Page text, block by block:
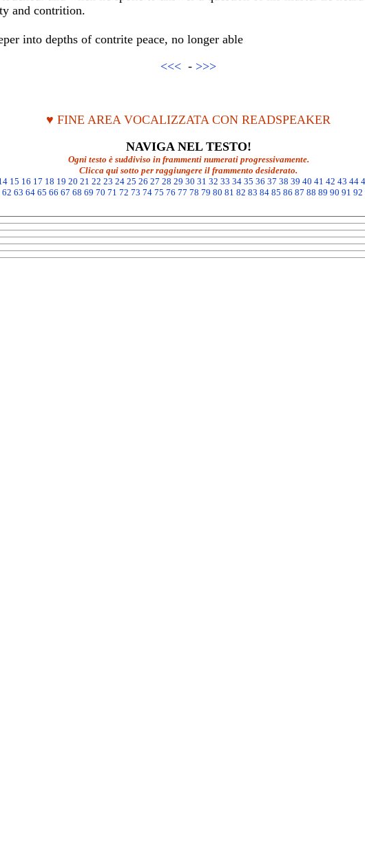
and contrition.
into depths of contrite peace, no longer able
<<< - >>>
♥ FINE AREA VOCALIZZATA CON READSPEAKER
NAVIGA NEL TESTO!
Ogni testo è suddiviso in frammenti numerati progressivamente.
Clicca qui sotto per raggiungere il frammento desiderato.
15 16 17 18 19 20 21 22 23 24 25 26 27 28 29 30 31 32 33 34 35 36 37 38 39 40 41 42 43 44
62 63 64 65 66 67 68 69 70 71 72 73 74 75 76 77 78 79 80 81 82 83 84 85 86 87 88 89 90 91 92